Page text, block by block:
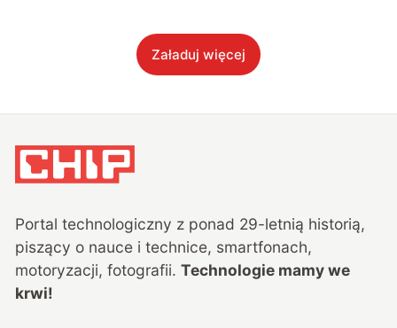
Załaduj więcej
Portal technologiczny z ponad 29-letnią historią,
piszący o nauce i technice, smartfonach,
motoryzacji, fotografii. Technologie mamy we
krwi!